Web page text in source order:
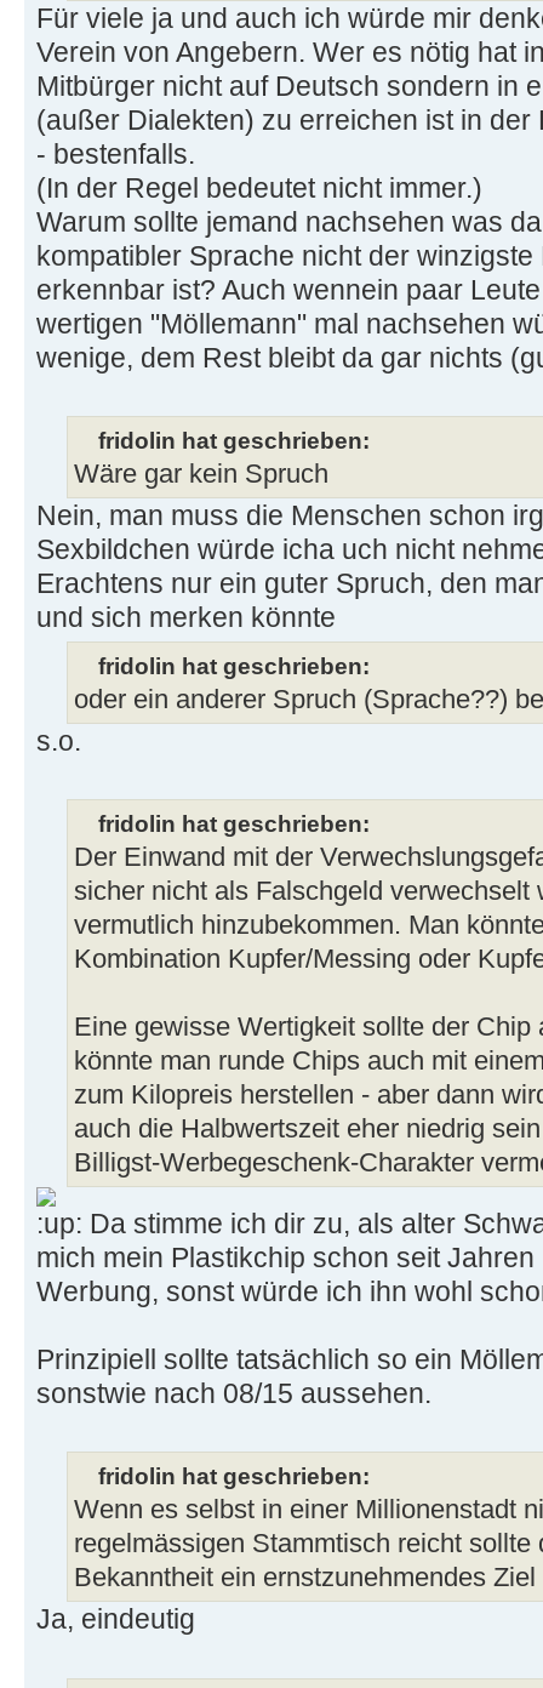
Für viele ja und auch ich würde mir
Verein von Angebern. Wer es nötig hat
Mitbürger nicht auf Deutsch sondern in
(außer Dialekten) zu erreichen ist in
- bestenfalls.
(In der Regel bedeutet nicht immer.)
Warum sollte jemand nachsehen was
kompatibler Sprache nicht der
erkennbar ist? Auch wennein paar
wertigen "Möllemann" mal nachsehen
wenige, dem Rest bleibt da gar nichts
fridolin hat geschrieben:
Wäre gar kein Spruch
Nein, man muss die Menschen schon
Sexbildchen würde icha uch nicht
Erachtens nur ein guter Spruch, den
und sich merken könnte
fridolin hat geschrieben:
oder ein anderer Spruch (Sprache??)
s.o.
fridolin hat geschrieben:
Der Einwand mit der
sicher nicht als Falschgeld verwechselt
vermutlich hinzubekommen. Man
Kombination Kupfer/Messing oder
Eine gewisse Wertigkeit sollte der
könnte man runde Chips auch mit
zum Kilopreis herstellen - aber dann
auch die Halbwertszeit eher niedrig
Billigst-Werbegeschenk-Charakter
Da stimme ich dir zu, als alter
mich mein Plastikchip schon seit
Werbung, sonst würde ich ihn wohl
Prinzipiell sollte tatsächlich so ein
sonstwie nach 08/15 aussehen.
fridolin hat geschrieben:
Wenn es selbst in einer Millionenstadt
regelmässigen Stammtisch reicht sollte
Bekanntheit ein ernstzunehmendes
Ja, eindeutig